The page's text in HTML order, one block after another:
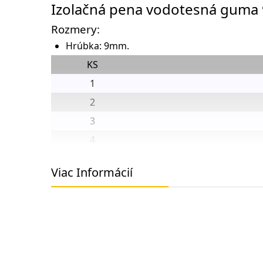
Izolačná pena vodotesná guma
Rozmery:
Hrúbka: 9mm.
KS
1
2
3
4
8
Viac Informácií